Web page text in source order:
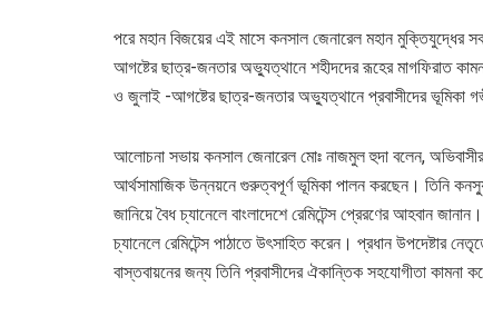
পরে মহান বিজয়ের এই মাসে কনসাল জেনারেল মহান মুক্তিযুদ্ধের
আগষ্টের ছাত্র-জনতার অভ্যুত্থানে শহীদদের রূহের মাগফিরাত
ও জুলাই -আগষ্টের ছাত্র-জনতার অভ্যুত্থানে প্রবাসীদের ভূমিকা
আলোচনা সভায় কনসাল জেনারেল মোঃ নাজমুল হুদা বলেন, অভিবাসীরা
আর্থসামাজিক উন্নয়নে গুরুত্বপূর্ণ ভূমিকা পালন করছেন। তিনি
জানিয়ে বৈধ চ্যানেলে বাংলাদেশে রেমিটেন্স প্রেরণের আহবান
চ্যানেলে রেমিটেন্স পাঠাতে উৎসাহিত করেন। প্রধান উপদেষ্টার
বাস্তবায়নের জন্য তিনি প্রবাসীদের ঐকান্তিক সহযোগীতা কামনা